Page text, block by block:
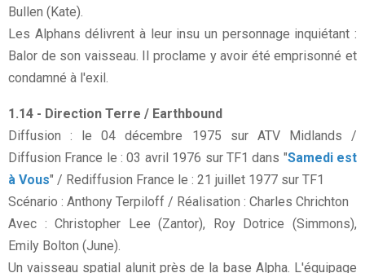
Bullen (Kate).
Les Alphans délivrent à leur insu un personnage inquiétant :
Balor de son vaisseau. Il proclame y avoir été emprisonné et
condamné à l'exil.
1.14 - Direction Terre / Earthbound
Diffusion : le 04 décembre 1975 sur ATV Midlands /
Diffusion France le : 03 avril 1976 sur TF1 dans "Samedi est
à Vous" / Rediffusion France le : 21 juillet 1977 sur TF1
Scénario : Anthony Terpiloff / Réalisation : Charles Chrichton
Avec : Christopher Lee (Zantor), Roy Dotrice (Simmons),
Emily Bolton (June).
Un vaisseau spatial alunit près de la base Alpha. L'équipage